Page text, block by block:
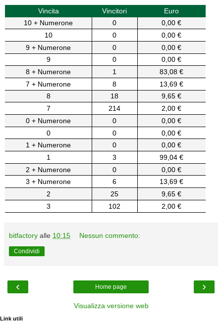
Vincita Vincitori
Euro
10 + Numerone
0
0,00 €
10
0
0,00 €
9 + Numerone
0
0,00 €
9
0
0,00 €
8 + Numerone
1
83,08 €
7 + Numerone
8
13,69 €
8
18
9,65 €
7
214
2,00 €
0 + Numerone
0
0,00 €
0
0
0,00 €
1 + Numerone
0
0,00 €
1
3
99,04 €
2 + Numerone
0
0,00 €
3 + Numerone
6
13,69 €
2
25
9,65 €
3
102 2,00 €
bitfactory alle 10:15 Nessun commento:
Condividi
‹ ›
Home page
Visualizza versione web
Link utili